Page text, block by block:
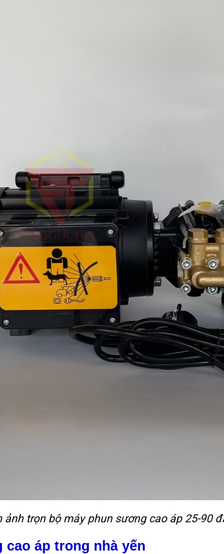
ảnh trọn bộ máy phun sương cao áp 25-90
áp trong nhà yến